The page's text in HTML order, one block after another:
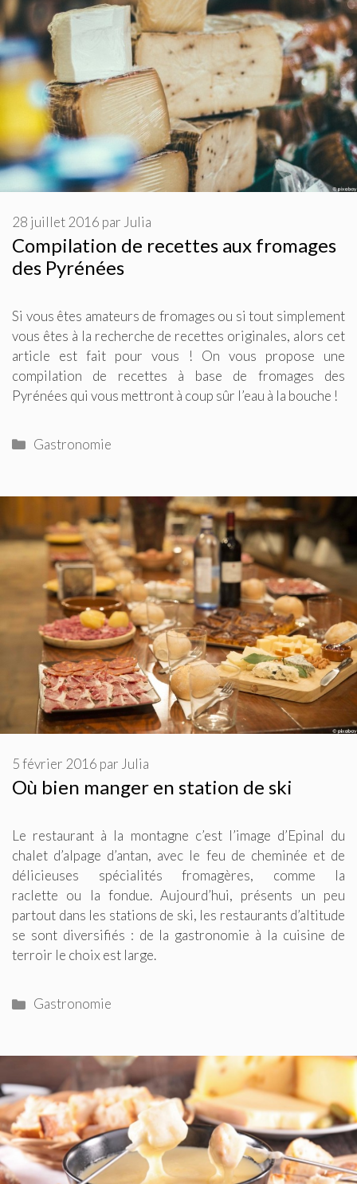
Compilation de recettes aux fromages
des Pyrénées
28 juillet 2016 par Julia
Si vous êtes amateurs de fromages ou si tout simplement
vous êtes à la recherche de recettes originales, alors cet
article est fait pour vous ! On vous propose une
compilation de recettes à base de fromages des
Pyrénées qui vous mettront à coup sûr l’eau à la bouche !
Catégories
Gastronomie
Où bien manger en station de ski
5 février 2016 par Julia
Le restaurant à la montagne c’est l’image d’Epinal du
chalet d’alpage d’antan, avec le feu de cheminée et de
délicieuses spécialités fromagères, comme la
raclette ou la fondue. Aujourd’hui, présents un peu
partout dans les stations de ski, les restaurants d’altitude
se sont diversifiés : de la gastronomie à la cuisine de
terroir le choix est large.
Catégories
Gastronomie